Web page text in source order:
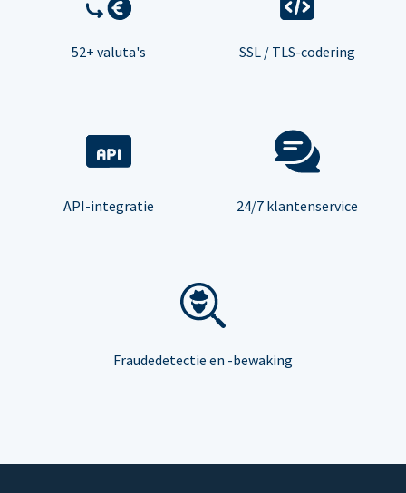
52+ valuta's SSL / TLS-codering
API-integratie 24/7 klantenservice
Fraudedetectie en -bewaking